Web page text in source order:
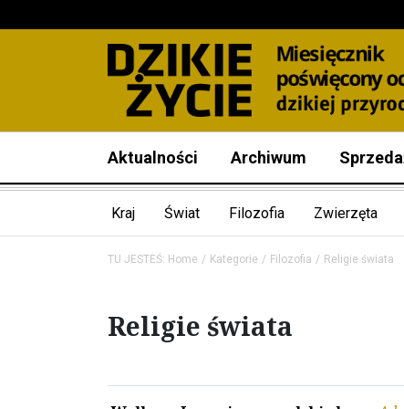
Aktualności Archiwum
Kraj Świat Filozofia Zwierzęta
TU JESTEŚ: Home Kategorie Filozofia Religie świata
Religie świata